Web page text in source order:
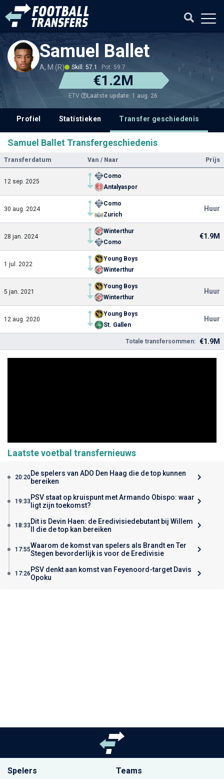
Samuel Ballet
A, M (R) Skill: 57.1 Pot: 59.7
€1.2M
ETV Laatste update: 1 aug. 26
Profiel Statistieken Transfer geschiedenis
Samuel Ballet Transfergeschiedenis
Transferdatum Van / Naar Prijs
12 sep. 2025
Como
Antalyaspor
30 aug. 2024
Como
Zurich
Huur
28 jan. 2024
Winterthur
Como
€1.9M
1 jul. 2022
Young Boys
Winterthur
5 jan. 2021
Young Boys
Winterthur
Huur
12 aug. 2020
Young Boys
St. Gallen
Huur
Totale transfersommen: €1.9M
Laatste voetbal transfernieuws
20:20De spelers van ADO Den Haag die de top kunnen
bereiken
19:33 PSV staat op kruispunt met Armando Obispo: waar
ligt zijn toekomst?
18:33 Dit is Devin Haen: de Eredivisiedebutant bij Willem
II die de top kan bereiken
17:55Waarom de komst van spelers als Brandt en Ter
Stegen bevorderlijk is voor de Eredivisie
17:26 PSV denkt aan komst van Feyenoord-target Davis
Opoku
Spelers Teams